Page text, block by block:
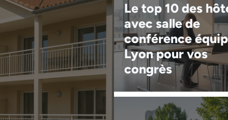
Le top 10 des
avec salle de
conférence
Lyon pour vos
congrès